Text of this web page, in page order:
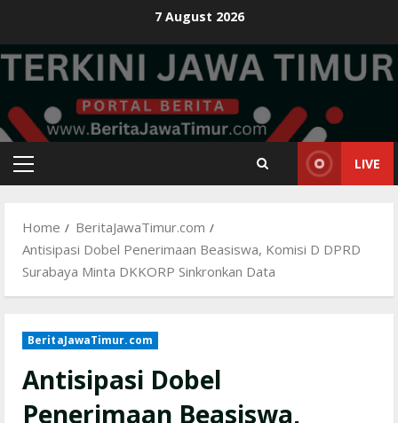
content
7 August 2026
Primary
LIVE
Home
BeritaJawaTimur.com
Antisipasi Dobel Penerimaan Beasiswa, Komisi D DPRD
Surabaya Minta DKKORP Sinkronkan Data
BeritaJawaTimur.com
Antisipasi Dobel
Penerimaan Beasiswa,